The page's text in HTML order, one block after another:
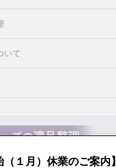
いて
（１月）休業のご案内】